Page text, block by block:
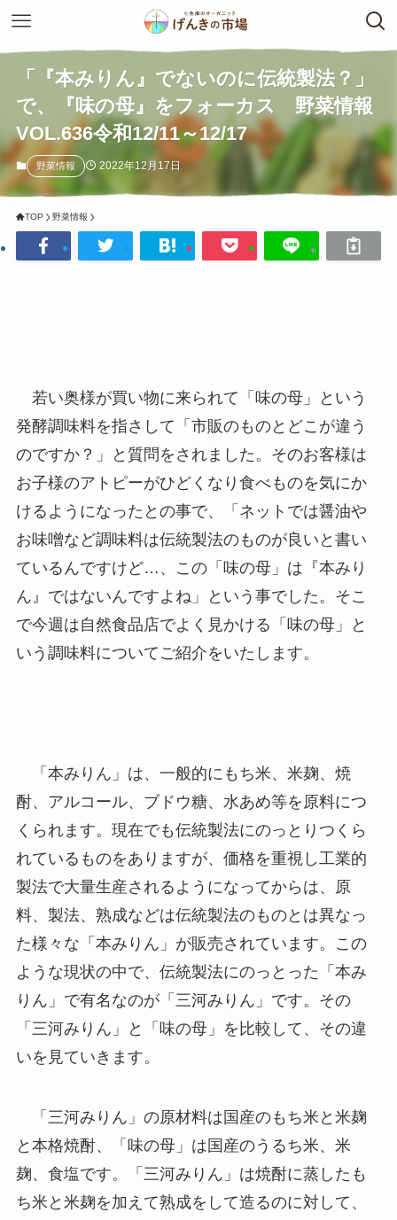
「『本みりん』でないのに伝統製法？」
で、『味の母』をフォーカス 野菜情報
VOL.636令和12/11～12/17
野菜情報 2022年12月17日
TOP 野菜情報
若い奥様が買い物に来られて「味の母」という
発酵調味料を指さして「市販のものとどこが違う
のですか？」と質問をされました。そのお客様は
お子様のアトピーがひどくなり食べものを気にか
けるようになったとの事で、「ネットでは醤油や
お味噌など調味料は伝統製法のものが良いと書い
ているんですけど…、この「味の母」は『本みり
ん』ではないんですよね」という事でした。そこ
で今週は自然食品店でよく見かける「味の母」と
いう調味料についてご紹介をいたします。
「本みりん」は、一般的にもち米、米麹、焼
酎、アルコール、ブドウ糖、水あめ等を原料につ
くられます。現在でも伝統製法にのっとりつくら
れているものをありますが、価格を重視し工業的
製法で大量生産されるようになってからは、原
料、製法、熟成などは伝統製法のものとは異なっ
た様々な「本みりん」が販売されています。この
ような現状の中で、伝統製法にのっとった「本み
りん」で有名なのが「三河みりん」です。その
「三河みりん」と「味の母」を比較して、その違
いを見ていきます。
「三河みりん」の原材料は国産のもち米と米麹
と本格焼酎、「味の母」は国産のうるち米、米
麹、食塩です。「三河みりん」は焼酎に蒸したも
ち米と米麹を加えて熟成をして造るのに対して、